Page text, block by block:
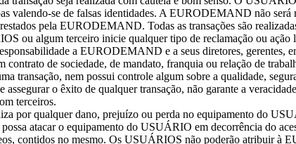
valendo-se de falsas identidades. A EURODEMAND não
pela EURODEMAND. Todas as transações são
ou algum terceiro inicie qualquer tipo de reclamação ou
a EURODEMAND e a seus diretores, gerentes,
contrato de sociedade, de mandato, franquia ou relação de
transação, nem possui controle algum sobre a qualidade,
o êxito de qualquer transação, não garante a
terceiros.
por qualquer dano, prejuízo ou perda no equipamento do
atacar o equipamento do USUÁRIO em decorrência do
contidos no mesmo. Os USUÁRIOS não poderão atribuir à